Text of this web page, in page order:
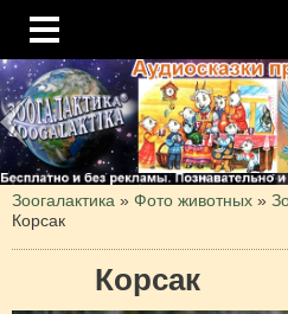
Зоогалактика » Фото животных »
Корсак
Корсак